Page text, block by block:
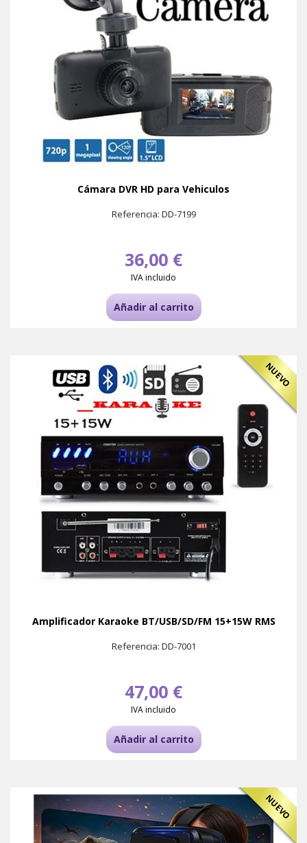
Cámara DVR HD para Vehiculos
Referencia: DD-7199
36,00 €
IVA incluido
Añadir al carrito
NUEVO
Amplificador Karaoke BT/USB/SD/FM 15+15W RMS
Referencia: DD-7001
47,00 €
IVA incluido
Añadir al carrito
NUEVO